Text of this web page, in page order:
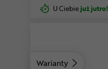
U Ciebie już jutro!
Warianty